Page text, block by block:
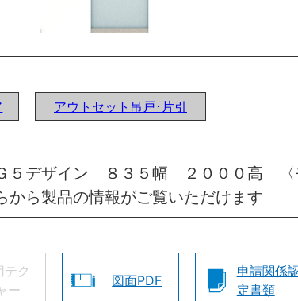
アウトセット吊戸･片引
デザイン ８３５幅 ２０００高
から製品の情報がご覧いただけます
テク
ー
図面PDF
申請関係
定書類